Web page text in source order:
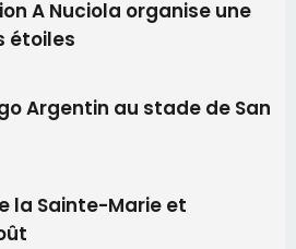
A Nuciola organise une
étoiles
Argentin au stade de San
la Sainte-Marie et